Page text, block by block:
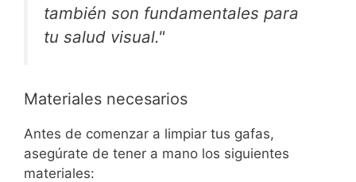
también son fundamentales para
tu salud visual."
Materiales necesarios
Antes de comenzar a limpiar tus gafas,
asegúrate de tener a mano los siguientes
materiales: